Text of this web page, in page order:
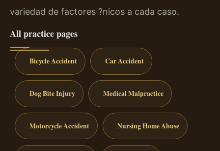
variedad de factores ?nicos a cada caso.
All practice pages
Bicycle Accident Car Accident
Dog Bite Injury Medical Malpractice
Motorcycle Accident Nursing Home Abuse